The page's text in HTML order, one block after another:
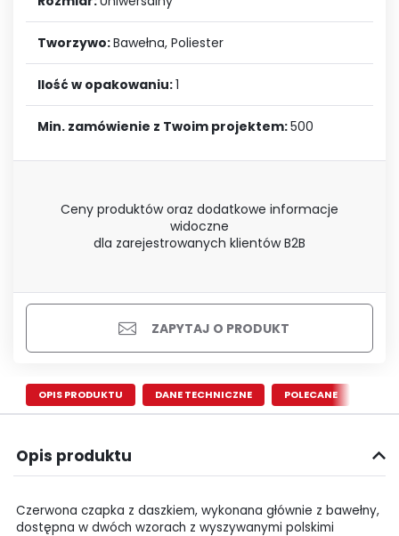
Tworzywo:Bawełna, Poliester
Ilość w opakowaniu:1
Min. zamówienie z Twoim projektem:500
Ceny produktów oraz dodatkowe informacje
widoczne
dla zarejestrowanych klientów B2B
ZAPYTAJ O PRODUKT
OPIS PRODUKTU DANE TECHNICZNE POLECANE
Opis produktu
Czerwona czapka z daszkiem, wykonana głównie z bawełny,
dostępna w dwóch wzorach z wyszywanymi polskimi